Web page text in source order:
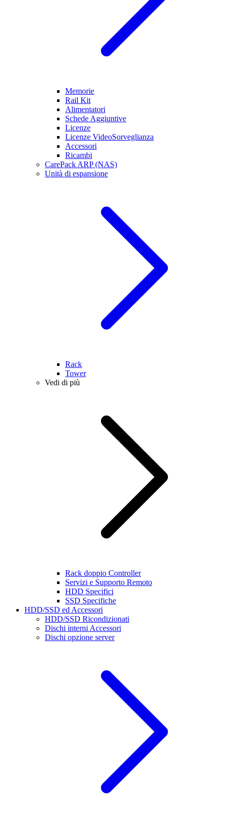
Memorie
Rail Kit
Alimentatori
Schede Aggiuntive
Licenze
Licenze VideoSorveglianza
Accessori
Ricambi
CarePack ARP (NAS)
Unità di espansione
Rack
Tower
Vedi di più
Rack doppio Controller
Servizi e Supporto Remoto
HDD Specifici
SSD Specifiche
HDD/SSD ed Accessori
HDD/SSD Ricondizionati
Dischi interni Accessori
Dischi opzione server